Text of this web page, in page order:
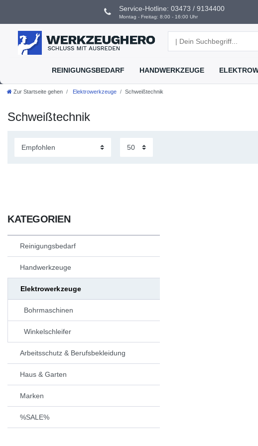
Service-Hotline: 03473 / 9134400
Montag - Freitag: 8:00 - 16:00 Uhr
REINIGUNGSBEDARF HANDWERKZEUGE
Zur Startseite gehen Elektrowerkzeuge Schweißtechnik
Schweißtechnik
KATEGORIEN
Reinigungsbedarf
Handwerkzeuge
Elektrowerkzeuge
Bohrmaschinen
Winkelschleifer
Arbeitsschutz & Berufsbekleidung
Haus & Garten
Marken
%SALE%